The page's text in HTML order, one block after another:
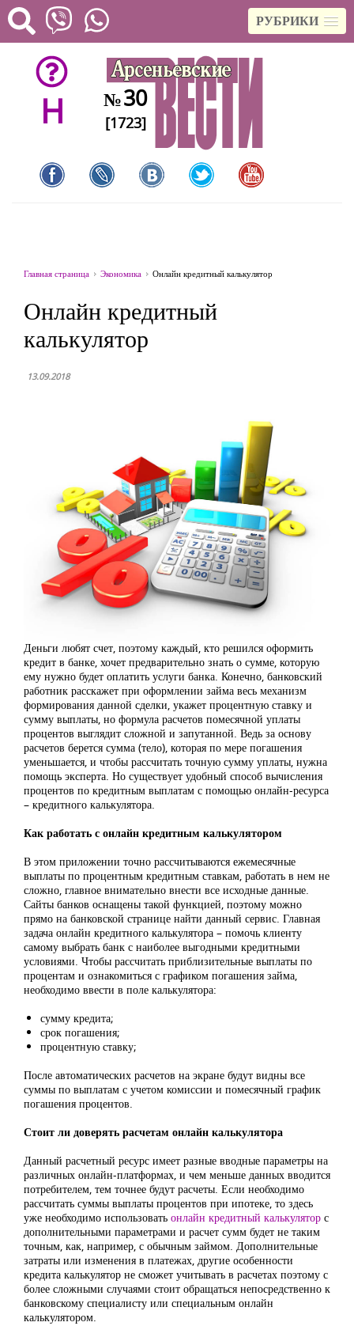
РУБРИКИ
H №30
[1723]
Главная страница Экономика Онлайн кредитный калькулятор
Онлайн кредитный
калькулятор
13.09.2018
Деньги любят счет, поэтому каждый, кто решился оформить
кредит в банке, хочет предварительно знать о сумме, которую
ему нужно будет оплатить услуги банка. Конечно, банковский
работник расскажет при оформлении займа весь механизм
формирования данной сделки, укажет процентную ставку и
сумму выплаты, но формула расчетов помесячной уплаты
процентов выглядит сложной и запутанной. Ведь за основу
расчетов берется сумма (тело), которая по мере погашения
уменьшается, и чтобы рассчитать точную сумму уплаты, нужна
помощь эксперта. Но существует удобный способ вычисления
процентов по кредитным выплатам с помощью онлайн-ресурса
– кредитного калькулятора.
Как работать с онлайн кредитным калькулятором
В этом приложении точно рассчитываются ежемесячные
выплаты по процентным кредитным ставкам, работать в нем не
сложно, главное внимательно внести все исходные данные.
Сайты банков оснащены такой функцией, поэтому можно
прямо на банковской странице найти данный сервис. Главная
задача онлайн кредитного калькулятора – помочь клиенту
самому выбрать банк с наиболее выгодными кредитными
условиями. Чтобы рассчитать приблизительные выплаты по
процентам и ознакомиться с графиком погашения займа,
необходимо ввести в поле калькулятора:
сумму кредита;
срок погашения;
процентную ставку;
После автоматических расчетов на экране будут видны все
суммы по выплатам с учетом комиссии и помесячный график
погашения процентов.
Стоит ли доверять расчетам онлайн калькулятора
Данный расчетный ресурс имеет разные вводные параметры на
различных онлайн-платформах, и чем меньше данных вводится
потребителем, тем точнее будут расчеты. Если необходимо
рассчитать суммы выплаты процентов при ипотеке, то здесь
уже необходимо использовать онлайн кредитный калькулятор с
дополнительными параметрами и расчет сумм будет не таким
точным, как, например, с обычным займом. Дополнительные
затраты или изменения в платежах, другие особенности
кредита калькулятор не сможет учитывать в расчетах поэтому с
более сложными случаями стоит обращаться непосредственно к
банковскому специалисту или специальным онлайн
калькулятором.